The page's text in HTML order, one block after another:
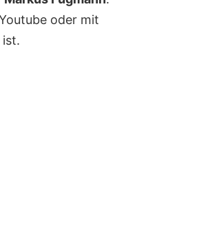
oder mit